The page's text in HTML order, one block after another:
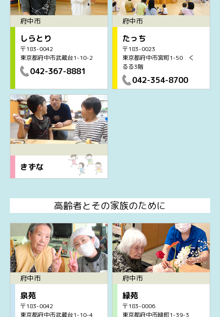
府中市
しらとり
〒183-0042
東京都府中市武蔵台1-10-2
042-367-8881
府中市
たっち
〒183-0023
東京都府中市宮町1-50 く
るる3階
042-354-8700
きずな
高齢者とその家族のために
府中市
泉苑
〒183-0042
東京都府中市武蔵台1-10-4
府中市
緑苑
〒183-0006
東京都府中市緑町1-39-3